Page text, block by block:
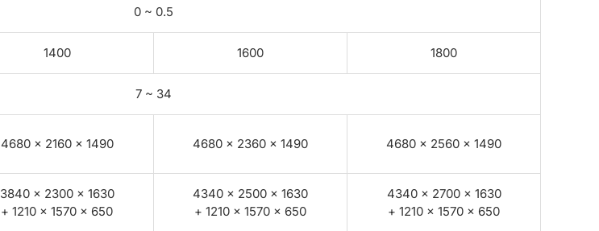
0 ~ 0.5
1400 1600 1800
7 ~ 34
4680 × 2160 × 1490 4680 × 2360 × 1490 4680 × 2560 × 1490
3840 × 2300 × 1630
+ 1210 × 1570 × 650
4340 × 2500 × 1630
+ 1210 × 1570 × 650
4340 × 2700 × 1630
+ 1210 × 1570 × 650